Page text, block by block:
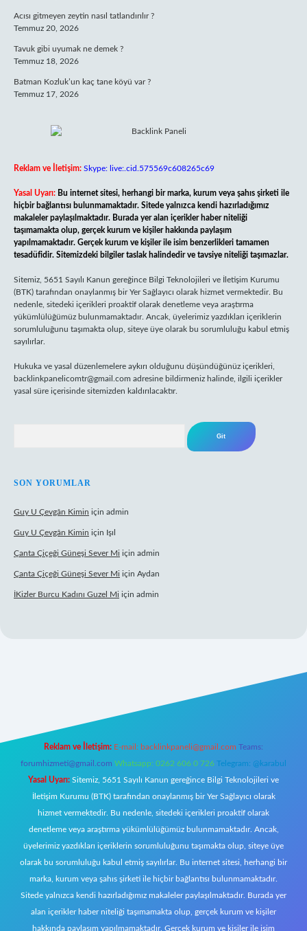
Acısı gitmeyen zeytin nasıl tatlandırılır ?
Temmuz 20, 2026
Tavuk gibi uyumak ne demek ?
Temmuz 18, 2026
Batman Kozluk’un kaç tane köyü var ?
Temmuz 17, 2026
Reklam ve İletişim: Skype: live:.cid.575569c608265c69
Yasal Uyarı: Bu internet sitesi, herhangi bir marka, kurum veya şahıs şirketi ile
hiçbir bağlantısı bulunmamaktadır. Sitede yalnızca kendi hazırladığımız
makaleler paylaşılmaktadır. Burada yer alan içerikler haber niteliği
taşımamakta olup, gerçek kurum ve kişiler hakkında paylaşım
yapılmamaktadır. Gerçek kurum ve kişiler ile isim benzerlikleri tamamen
tesadüfidir. Sitemizdeki bilgiler taslak halindedir ve tavsiye niteliği taşımazlar.
Sitemiz, 5651 Sayılı Kanun gereğince Bilgi Teknolojileri ve İletişim Kurumu
(BTK) tarafından onaylanmış bir Yer Sağlayıcı olarak hizmet vermektedir. Bu
nedenle, sitedeki içerikleri proaktif olarak denetleme veya araştırma
yükümlülüğümüz bulunmamaktadır. Ancak, üyelerimiz yazdıkları içeriklerin
sorumluluğunu taşımakta olup, siteye üye olarak bu sorumluluğu kabul etmiş
sayılırlar.
Hukuka ve yasal düzenlemelere aykırı olduğunu düşündüğünüz içerikleri,
backlinkpanelicomtr@gmail.com adresine bildirmeniz halinde, ilgili içerikler
yasal süre içerisinde sitemizden kaldırılacaktır.
SON YORUMLAR
Guy U Çevgân Kimin için admin
Guy U Çevgân Kimin için Işıl
Çanta Çiçeği Güneşi Sever Mi için admin
Çanta Çiçeği Güneşi Sever Mi için Aydan
İKizler Burcu Kadını Guzel Mi için admin
Reklam ve İletişim: E-mail: backlinkpaneli@gmail.com Teams:
forumhizmeti@gmail.com Whatsapp: 0262 606 0 726 Telegram: @karabul
Yasal Uyarı: Sitemiz, 5651 Sayılı Kanun gereğince Bilgi Teknolojileri ve
İletişim Kurumu (BTK) tarafından onaylanmış bir Yer Sağlayıcı olarak
hizmet vermektedir. Bu nedenle, sitedeki içerikleri proaktif olarak
denetleme veya araştırma yükümlülüğümüz bulunmamaktadır. Ancak,
üyelerimiz yazdıkları içeriklerin sorumluluğunu taşımakta olup, siteye üye
olarak bu sorumluluğu kabul etmiş sayılırlar. Bu internet sitesi, herhangi bir
marka, kurum veya şahıs şirketi ile hiçbir bağlantısı bulunmamaktadır.
Sitede yalnızca kendi hazırladığımız makaleler paylaşılmaktadır. Burada yer
alan içerikler haber niteliği taşımamakta olup, gerçek kurum ve kişiler
hakkında paylaşım yapılmamaktadır. Gerçek kurum ve kişiler ile isim